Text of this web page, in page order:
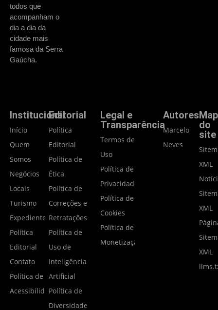
todos que
acompanham o
dia a dia da
cidade mais
famosa da Serra
Gaúcha.
Institucional
Início
Quem
Somos
Negócios
Locais
Turismo
Expediente
Política
Editorial
Contato
Política de
Acessibilidade
Editorial
Política
Editorial
Política de
Ética
Política de
Correções e
Retratações
Política de
Uso de
Inteligência
Artificial
Política de
Diversidade
Legal e
Transparência
Termos de
Uso
Política de
Privacidade
Política de
Cookies
Política de
Monetização
Autores
Marcelo
Neves
do
site
XML
XML
XML